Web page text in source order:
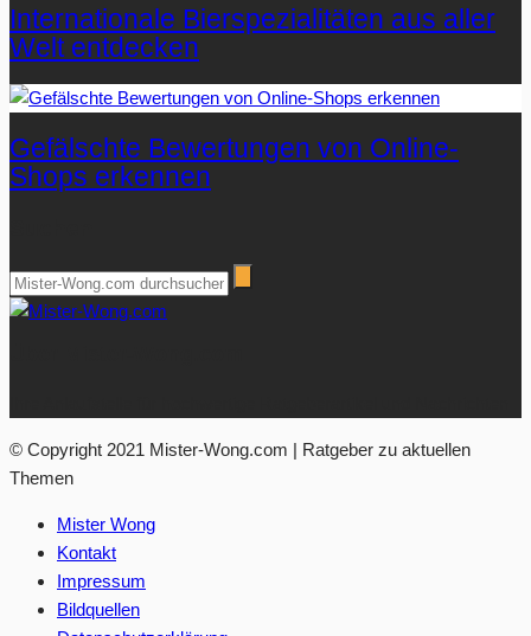
Internationale Bierspezialitäten aus aller
Welt entdecken
Gefälschte Bewertungen von Online-
Shops erkennen
© Copyright 2021 Mister-Wong.com | Ratgeber zu aktuellen
Themen
Mister Wong
Kontakt
Impressum
Bildquellen